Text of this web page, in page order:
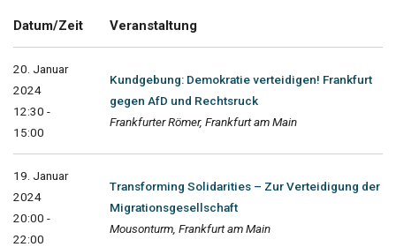
Datum/Zeit Veranstaltung
20. Januar
2024
12:30 -
15:00
Kundgebung: Demokratie verteidigen! Frankfurt
gegen AfD und Rechtsruck
Frankfurter Römer, Frankfurt am Main
19. Januar
2024
20:00 -
22:00
Transforming Solidarities – Zur Verteidigung der
Migrationsgesellschaft
Mousonturm, Frankfurt am Main